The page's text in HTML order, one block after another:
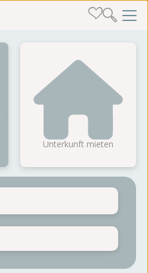
Unterkunft mieten